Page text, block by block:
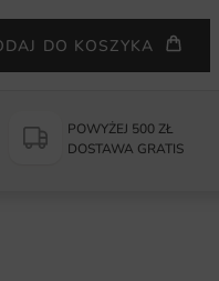
DO KOSZYKA
POWYŻEJ 500 ZŁ
DOSTAWA GRATIS